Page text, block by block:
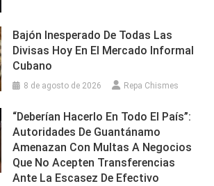
Bajón Inesperado De Todas Las
Divisas Hoy En El Mercado Informal
Cubano
8 de agosto de 2026 Repa Chismes
“Deberían Hacerlo En Todo El País”:
Autoridades De Guantánamo
Amenazan Con Multas A Negocios
Que No Acepten Transferencias
Ante La Escasez De Efectivo